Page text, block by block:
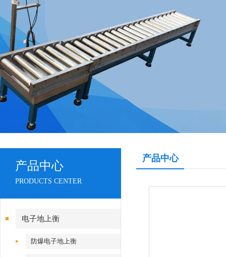
产品中心
PRODUCTS CENTER
电子地上衡
防爆电子地上衡
产品中心